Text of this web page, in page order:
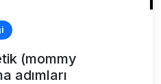
(mommy
adımları